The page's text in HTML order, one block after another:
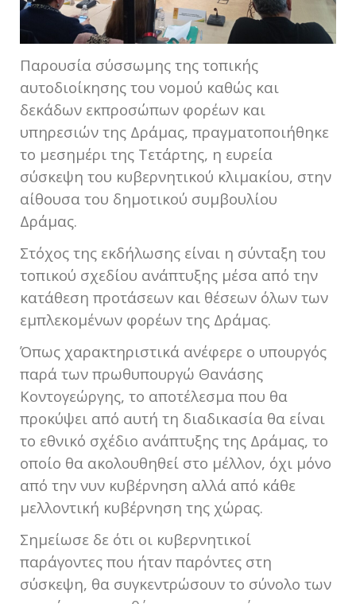
Παρουσία σύσσωμης της τοπικής
αυτοδιοίκησης του νομού καθώς και
δεκάδων εκπροσώπων φορέων και
υπηρεσιών της Δράμας, πραγματοποιήθηκε
το μεσημέρι της Τετάρτης, η ευρεία
σύσκεψη του κυβερνητικού κλιμακίου, στην
αίθουσα του δημοτικού συμβουλίου
Δράμας.
Στόχος της εκδήλωσης είναι η σύνταξη του
τοπικού σχεδίου ανάπτυξης μέσα από την
κατάθεση προτάσεων και θέσεων όλων των
εμπλεκομένων φορέων της Δράμας.
Όπως χαρακτηριστικά ανέφερε ο υπουργός
παρά των πρωθυπουργώ Θανάσης
Κοντογεώργης, το αποτέλεσμα που θα
προκύψει από αυτή τη διαδικασία θα είναι
το εθνικό σχέδιο ανάπτυξης της Δράμας, το
οποίο θα ακολουθηθεί στο μέλλον, όχι μόνο
από την νυν κυβέρνηση αλλά από κάθε
μελλοντική κυβέρνηση της χώρας.
Σημείωσε δε ότι οι κυβερνητικοί
παράγοντες που ήταν παρόντες στη
σύσκεψη, θα συγκεντρώσουν το σύνολο των